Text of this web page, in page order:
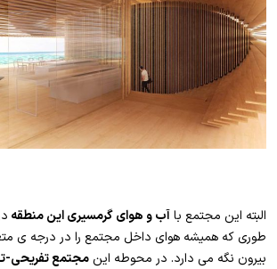
البته این مجتمع باآب و هوای گرمسیری این منطقه
طوری که همیشه هوای داخل مجتمع را در درجه ی
بیرون نگه می دارد. در محوطه این مجتمع تفریحی-